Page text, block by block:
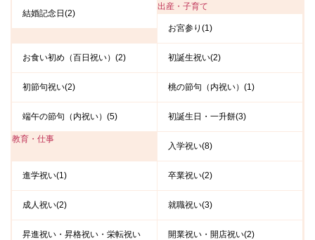
結婚記念日(2)
出産・子育て
お宮参り(1)
お食い初め（百日祝い）(2) 初誕生祝い(2)
初節句祝い(2) 桃の節句（内祝い）(1)
端午の節句（内祝い）(5) 初誕生日・一升餅(3)
教育・仕事
入学祝い(8)
進学祝い(1) 卒業祝い(2)
成人祝い(2) 就職祝い(3)
昇進祝い・昇格祝い・栄転祝い
開業祝い・開店祝い(2)